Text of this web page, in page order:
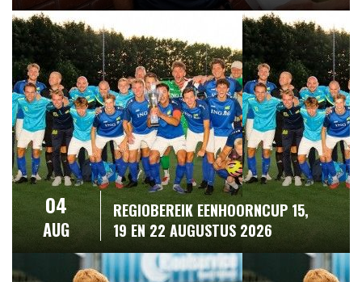
04
AUG
REGIOBEREIK EENHOORNCUP 15,
19 EN 22 AUGUSTUS 2026